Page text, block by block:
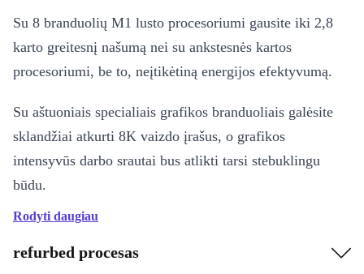
Su 8 branduolių M1 lusto procesoriumi gausite iki 2,8
karto greitesnį našumą nei su ankstesnės kartos
procesoriumi, be to, neįtikėtiną energijos efektyvumą.
Su aštuoniais specialiais grafikos branduoliais galėsite
sklandžiai atkurti 8K vaizdo įrašus, o grafikos
intensyvūs darbo srautai bus atlikti tarsi stebuklingu
būdu.
Itin greita iki 16 GB atminties efektyviai paskirstoma
tarp CPU, GPU ir Neural Engine. Taigi galite būti tikri,
Rodyti daugiau
refurbed procesas